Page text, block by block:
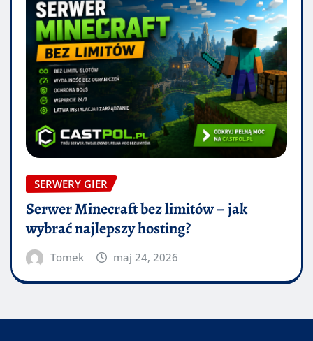
SERWERY GIER
Serwer Minecraft bez limitów – jak
wybrać najlepszy hosting?
Tomek maj 24, 2026